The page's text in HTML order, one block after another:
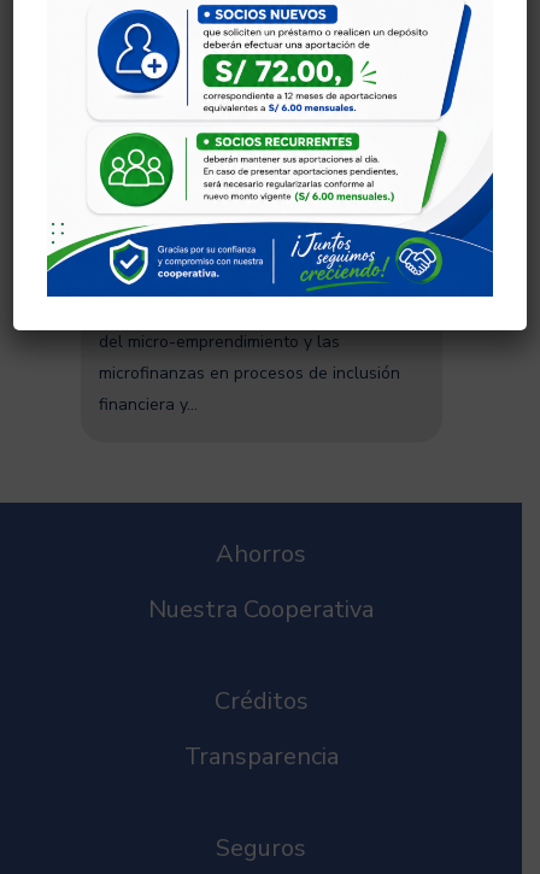
LA 8VA EDICIÓN PREMIO CITI A
LA MICROEMPRESA – PREMIC
2013 TUVO 10
MICROEMPRESARIOS
GANADORES
El Premio Citi a la Microempresa-PREMIC
es una iniciativa de bandera de la
del micro-emprendimiento y las
microfinanzas en procesos de inclusión
financiera y...
Ahorros
Nuestra Cooperativa
Créditos
Transparencia
Seguros